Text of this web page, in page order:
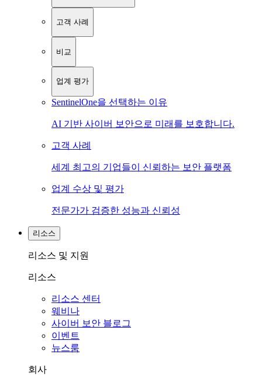
고객 사례
비교
업계 평가
SentinelOne을 선택하는 이유
AI 기반 사이버 보안으로 미래를 보호합니다.
고객 사례
세계 최고의 기업들이 신뢰하는 보안 플랫폼
업계 수상 및 평가
전문가가 검증한 성능과 신뢰성
리소스
리소스 및 지원
리소스
리소스 센터
웨비나
사이버 보안 블로그
이벤트
뉴스룸
회사